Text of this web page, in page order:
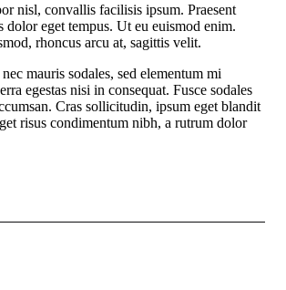
nisl, convallis facilisis ipsum. Praesent
dolor eget tempus. Ut eu euismod enim.
rhoncus arcu at, sagittis velit.
mauris sodales, sed elementum mi
egestas nisi in consequat. Fusce sodales
Cras sollicitudin, ipsum eget blandit
risus condimentum nibh, a rutrum dolor